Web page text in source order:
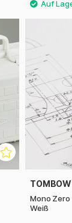
TOMBOW
Mono
Weiß